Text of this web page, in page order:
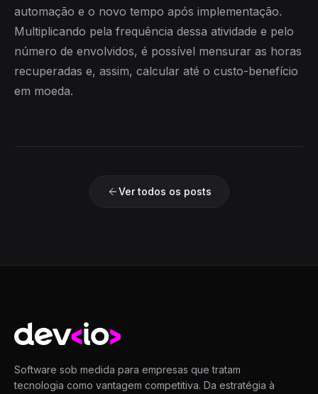
automação e o novo tempo após implementação.
Multiplicando pela frequência dessa atividade e pelo
número de envolvidos, é possível mensurar as horas
recuperadas e, assim, calcular até o custo-benefício
em moeda.
Ver todos os posts
Devio
Software sob medida para empresas que tratam
tecnologia como vantagem competitiva. Da estratégia à